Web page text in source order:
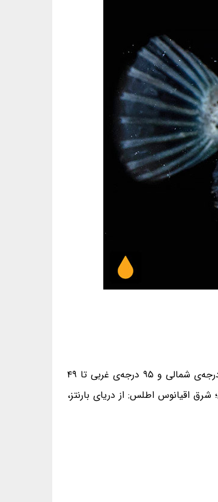
ژرفای ۰ تا ۸۶۸ (بیشتر ۵۰ تا ۱۵۰) متری آب‌های قطبی غرب و شرق اقیانوس اطلس، میان مدارهای ۸۰ درجه‌ی شمالی تا ۳۲ درجه‌ی شمالی و ۹۵ درجه‌ی غربی تا ۴۹
اقیانوس اطلس: از دریای بارنتز،